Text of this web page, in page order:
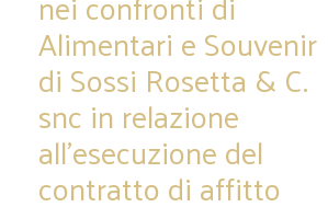
Alimentari e Souvenir
di Sossi Rosetta & C.
snc in relazione
all’esecuzione del
contratto di affitto